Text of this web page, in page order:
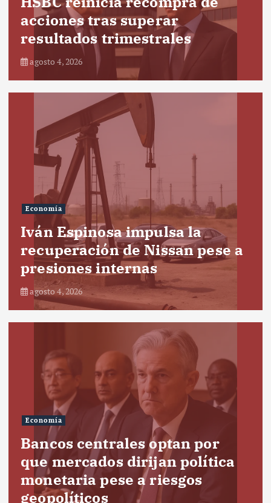
acciones tras superar
resultados trimestrales
agosto 4, 2026
Economía
Iván Espinosa impulsa la
recuperación de Nissan pese a
presiones internas
agosto 4, 2026
Economía
Bancos centrales optan por
que mercados dirijan política
monetaria pese a riesgos
geopolíticos